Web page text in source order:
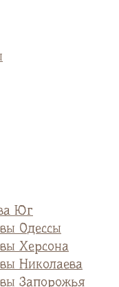
Юг
Одессы
Херсона
Николаева
Запорожья